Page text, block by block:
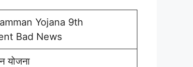
Yojana 9th
Bad News
योजना